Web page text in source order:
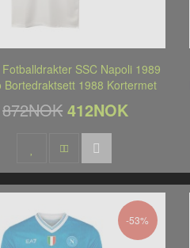
SSC Napoli 1989
Bortedraktsett 1988 Kortermet
872NOK 412NOK
-53%